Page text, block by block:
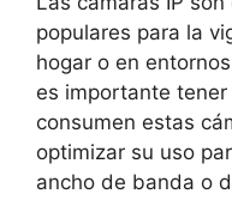
populares para la
hogar o en
es importante
consumen estas
optimizar su uso
ancho de banda o